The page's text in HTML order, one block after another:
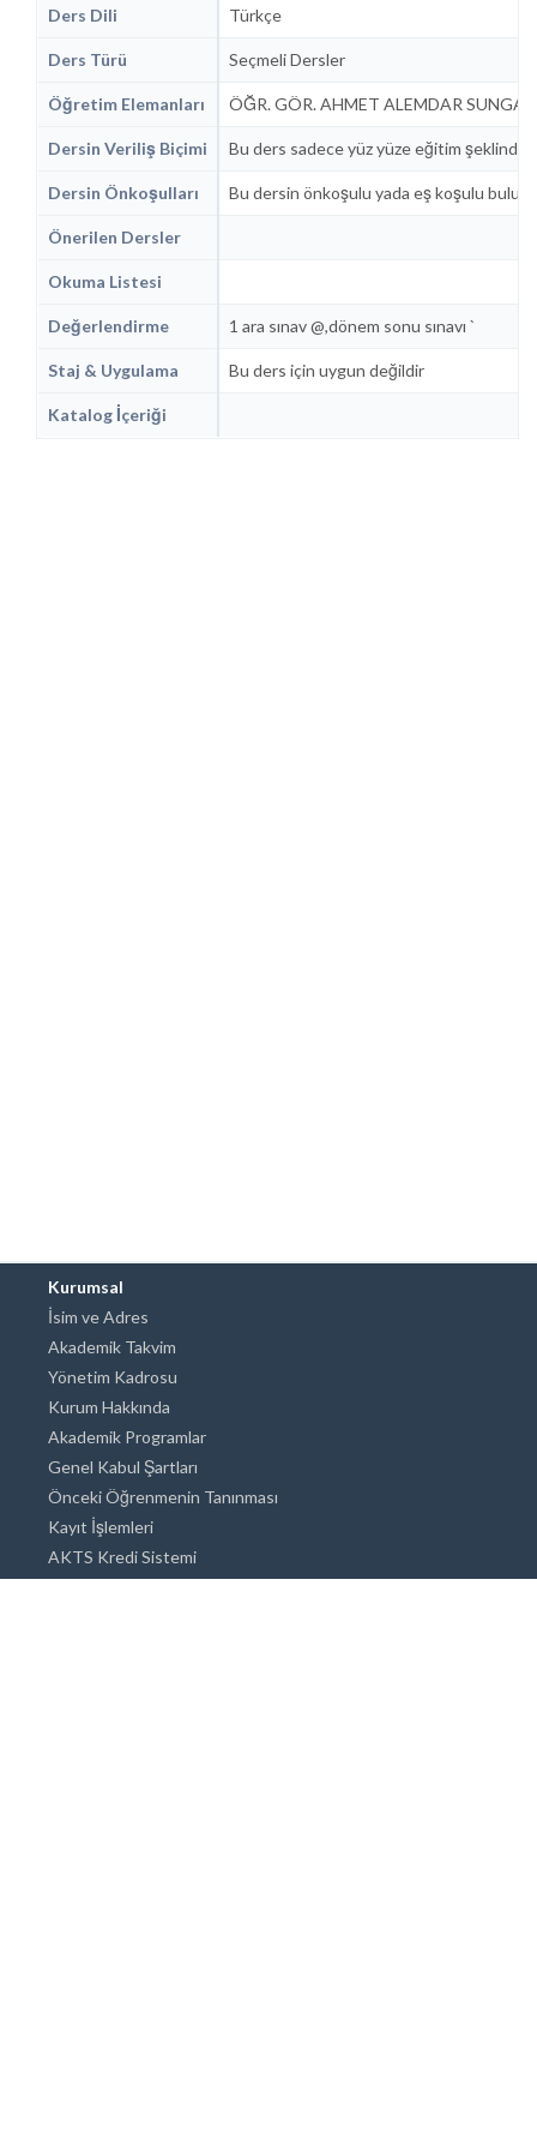
Ders Dili Türkçe
Ders Türü Seçmeli Dersler
Öğretim Elemanları ÖĞR. GÖR. AHMET ALEMDAR SUNGAR
Dersin Veriliş Biçimi Bu ders sadece yüz yüze eğitim şeklinde
Dersin Önkoşulları Bu dersin önkoşulu yada eş koşulu
Önerilen Dersler
Okuma Listesi
Değerlendirme 1 ara sınav @,dönem sonu sınavı `
Staj & Uygulama Bu ders için uygun değildir
Katalog İçeriği
Kurumsal
İsim ve Adres
Akademik Takvim
Yönetim Kadrosu
Kurum Hakkında
Akademik Programlar
Genel Kabul Şartları
Önceki Öğrenmenin Tanınması
Kayıt İşlemleri
AKTS Kredi Sistemi